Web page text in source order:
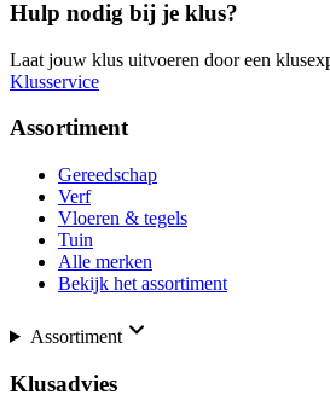
Hulp nodig bij je klus?
Laat jouw klus uitvoeren door een
Klusservice
Assortiment
Gereedschap
Verf
Vloeren & tegels
Tuin
Alle merken
Bekijk het assortiment
Assortiment
Klusadvies